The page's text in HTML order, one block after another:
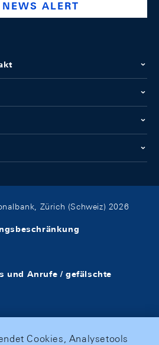
ALERT
Zürich (Schweiz) 2026
und Anrufe / gefälschte
Cookies, Analysetools